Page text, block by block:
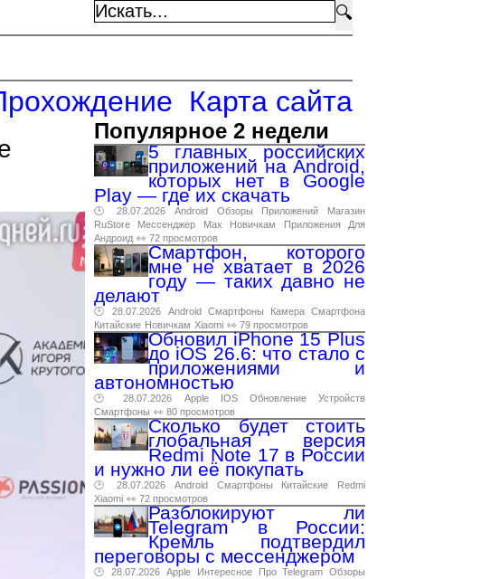
🔍
Карта сайта
Популярное 2 недели
5 главных российских
приложений на Android,
которых нет в Google
Play — где их скачать
🕑 28.07.2026 Android Обзоры Приложений
Магазин
RuStore
Мессенджер Max Новичкам Приложения
Для
Андроид 👀 72 просмотров
Смартфон, которого
мне не хватает в 2026
году — таких давно не
делают
🕑 28.07.2026 Android Смартфоны Камера Смартфона
Китайские Новичкам Xiaomi 👀 79 просмотров
Обновил iPhone 15 Plus
до iOS 26.6: что стало с
приложениями и
автономностью
🕑 28.07.2026 Apple IOS Обновление
Устройств
Смартфоны 👀 80 просмотров
Сколько будет стоить
глобальная версия
Redmi Note 17 в России
и нужно ли её покупать
🕑 28.07.2026 Android Смартфоны Китайские
Redmi
Xiaomi 👀 72 просмотров
Разблокируют ли
Telegram в России:
Кремль подтвердил
переговоры с мессенджером
🕑 28.07.2026 Apple Интересное Про Telegram Обзоры